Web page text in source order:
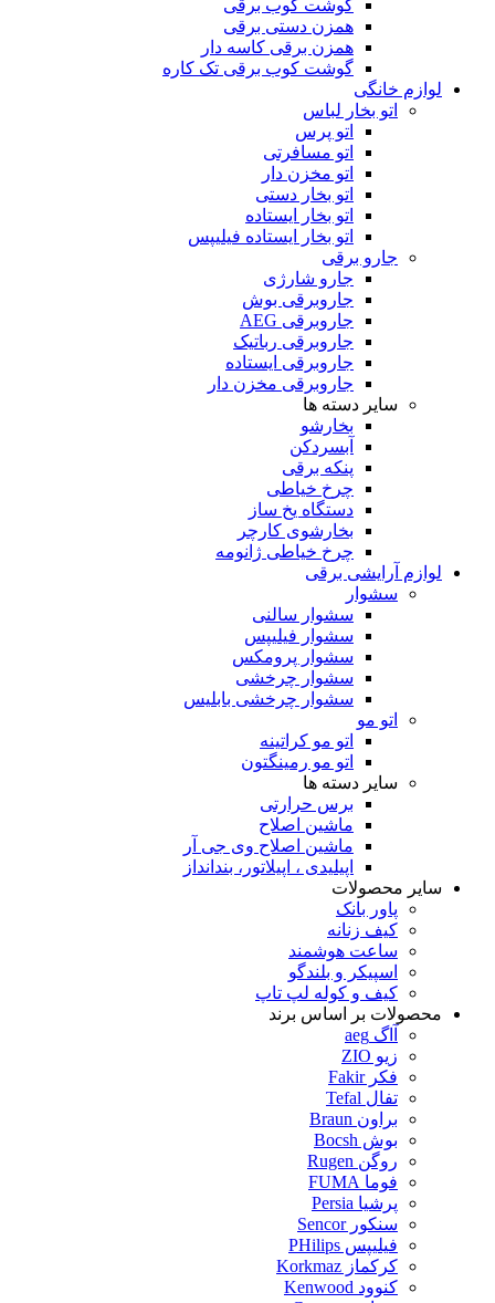
گوشت کوب برقی
همزن دستی برقی
همزن برقی کاسه دار
گوشت کوب برقی تک کاره
لوازم خانگی
اتو بخار لباس
اتو پرس
اتو مسافرتی
اتو مخزن دار
اتو بخار دستی
اتو بخار ایستاده
اتو بخار ایستاده فیلیپس
جارو برقی
جارو شارژی
جاروبرقی بوش
جاروبرقی AEG
جاروبرقی رباتیک
جاروبرقی ایستاده
جاروبرقی مخزن دار
سایر دسته ها
بخارشو
آبسردکن
پنکه برقی
چرخ خیاطی
دستگاه یخ ساز
بخارشوی کارچر
چرخ خیاطی ژانومه
لوازم آرایشی برقی
سشوار
سشوار سالنی
سشوار فیلیپس
سشوار پرومکس
سشوار چرخشی
سشوار چرخشی بابلیس
اتو مو
اتو مو کراتینه
اتو مو رمینگتون
سایر دسته ها
برس حرارتی
ماشین اصلاح
ماشین اصلاح وی جی آر
اپیلیدی ، اپیلاتور، بندانداز
سایر محصولات
پاور بانک
کیف زنانه
ساعت هوشمند
اسپیکر و بلندگو
کیف و کوله لپ تاپ
محصولات بر اساس برند
آاگ aeg
زیو ZIO
فکر Fakir
تفال Tefal
براون Braun
بوش Bocsh
روگن Rugen
فوما FUMA
پرشیا Persia
سنکور Sencor
فیلیپس PHilips
کرکماز Korkmaz
کنوود Kenwood